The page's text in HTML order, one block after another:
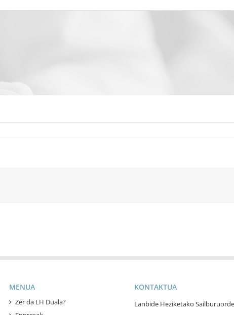
MENUA
Zer da LH Duala?
KONTAKTUA
Lanbide Heziketako